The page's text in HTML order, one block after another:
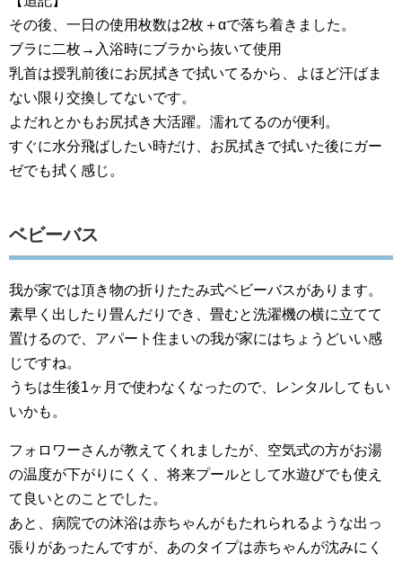
その後、一日の使用枚数は2枚＋αで落ち着きました。
ブラに二枚→入浴時にブラから抜いて使用
乳首は授乳前後にお尻拭きで拭いてるから、よほど汗ばま
ない限り交換してないです。
よだれとかもお尻拭き大活躍。濡れてるのが便利。
すぐに水分飛ばしたい時だけ、お尻拭きで拭いた後にガー
ゼでも拭く感じ。
ベビーバス
我が家では頂き物の折りたたみ式ベビーバスがあります。
素早く出したり畳んだりでき、畳むと洗濯機の横に立てて
置けるので、アパート住まいの我が家にはちょうどいい感
じですね。
うちは生後1ヶ月で使わなくなったので、レンタルしてもい
いかも。
フォロワーさんが教えてくれましたが、空気式の方がお湯
の温度が下がりにくく、将来プールとして水遊びでも使え
て良いとのことでした。
あと、病院での沐浴は赤ちゃんがもたれられるような出っ
張りがあったんですが、あのタイプは赤ちゃんが沈みにく